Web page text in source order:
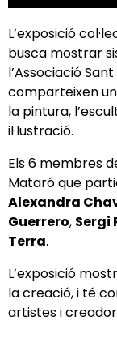
L’exposició
busca mostrar
l’Associació
comparteixen
la pintura,
il·lustració.
Els 6 membres
Mataró que
Alexandra
Guerrero, Sergi
Terra.
L’exposició
la creació, i té
artistes i